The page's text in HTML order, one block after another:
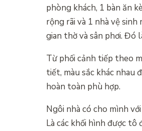
phòng khách, 1 bàn ăn
rộng rãi và 1 nhà vệ
gian thờ và sân phơi. Đó
Từ phối cảnh tiếp theo
tiết, màu sắc khác
hoàn toàn phù hợp.
Ngôi nhà có cho mình
Là các khối hình được